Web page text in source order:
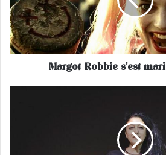
o
t
R
o
b
Margot Robbie s’est